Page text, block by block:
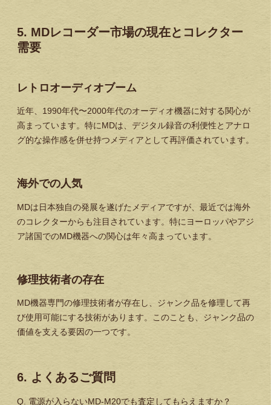
5. MDレコーダー市場の現在とコレクター
需要
レトロオーディオブーム
近年、1990年代〜2000年代のオーディオ機器に対する関心が
高まっています。特にMDは、デジタル録音の利便性とアナロ
グ的な操作感を併せ持つメディアとして再評価されています。
海外での人気
MDは日本独自の発展を遂げたメディアですが、最近では海外
のコレクターからも注目されています。特にヨーロッパやアジ
ア諸国でのMD機器への関心は年々高まっています。
修理技術者の存在
MD機器専門の修理技術者が存在し、ジャンク品を修理して再
び使用可能にする技術があります。このことも、ジャンク品の
価値を支える要因の一つです。
6. よくあるご質問
Q. 電源が入らないMD-M20でも査定してもらえますか？